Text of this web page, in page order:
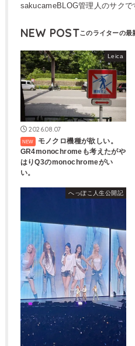
sakucameBLOG管理人のサクで
NEW POST
Leica
2026.08.07
モノクロ機種が欲しい。
GR4monochromeも考えたがや
はりQ3のmonochromeがい
い。
へっぽこ人生公開記